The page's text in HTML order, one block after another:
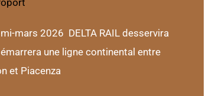
mars 2026 DELTA RAIL desservira
une ligne continental entre
et Piacenza